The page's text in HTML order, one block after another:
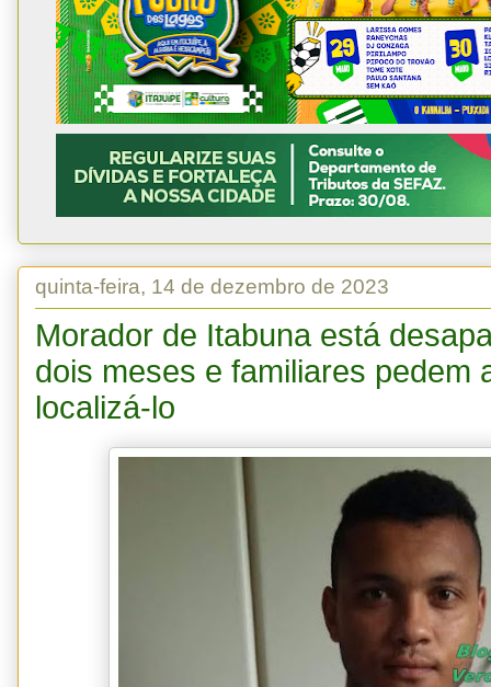
quinta-feira, 14 de dezembro de 2023
Morador de Itabuna está
dois meses e familiares pedem
localizá-lo